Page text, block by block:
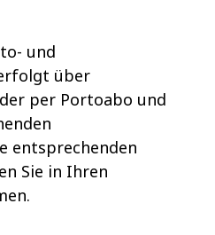
und
über
per Portoabo und
entsprechenden
Sie in Ihren